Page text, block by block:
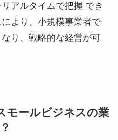
アルタイムで把握 でき
より、小規模事業者で
り、戦略的な経営が可
モールビジネスの業